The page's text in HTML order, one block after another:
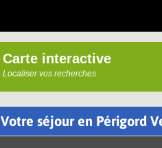
Carte interactive
Localiser vos recherches
Votre séjour en Périgord